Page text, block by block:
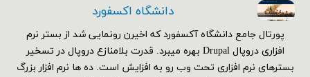
دانشگاه اکسفورد
پورتال جامع دانشگاه آکسفورد که اخیرن رونمایی شد از بستر نرم
افزاری دروپال Drupal بهره میبرد. قدرت بلامنازع دروپال در تسخیر
بسترهای نرم افزاری تحت وب رو به افزایش است. ده ها نرم افزار بزرگ